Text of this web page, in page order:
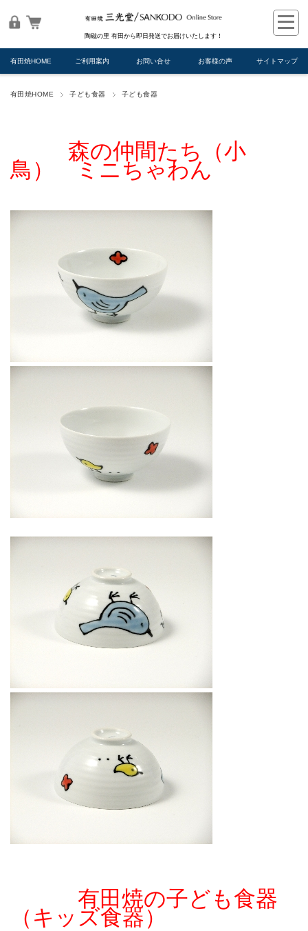
陶磁の里 有田から即日発送でお届けいたします！
有田焼HOME ご利用案内 お問い合せ お客様の声 サイトマップ
有田焼HOME 子ども食器 子ども食器
森の仲間たち（小
鳥） ミニちゃわん
有田焼の子ども食器
（キッズ食器）